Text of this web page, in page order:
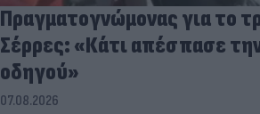
Πραγματογνώμονας για το
Σέρρες: «Κάτι απέσπασε
οδηγού»
07.08.2026